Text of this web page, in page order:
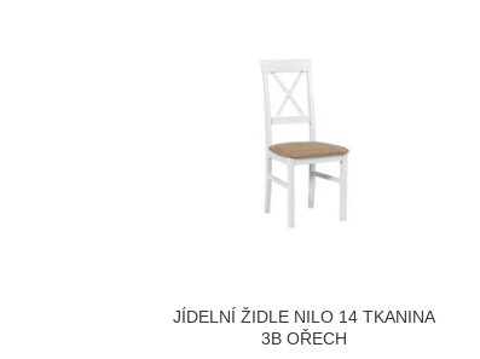
JÍDELNÍ ŽIDLE NILO 14 TKANINA
3B OŘECH